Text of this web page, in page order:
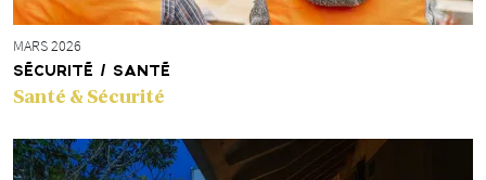
MARS 2026
SÉCURITÉ / SANTÉ
Santé & Sécurité